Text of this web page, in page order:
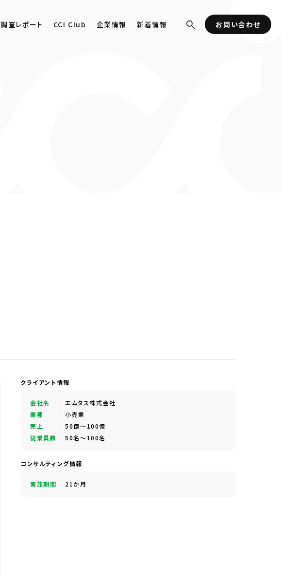
調査レポート CCI Club 企業情報 新着情報 お問い合わせ
クライアント情報
会社名
エムタス株式会社
業種
小売業
売上
50億～100億
従業員数
50名～100名
コンサルティング情報
実施期間 21か月